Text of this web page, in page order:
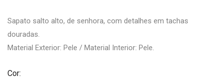
Sapato salto alto, de senhora, com detalhes em tachas
douradas.
Material Exterior: Pele / Material Interior: Pele.
Cor: